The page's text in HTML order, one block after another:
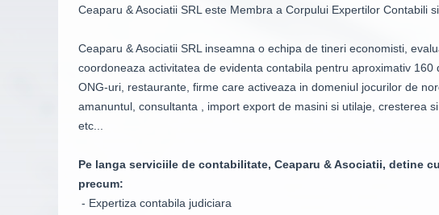
Ceaparu & Asociatii SRL este Membra a Corpului Expertilor Contabili
Ceaparu & Asociatii SRL inseamna o echipa de tineri economisti,
coordoneaza activitatea de evidenta contabila pentru aproximativ
ONG-uri, restaurante, firme care activeaza in domeniul jocurilor de
amanuntul, consultanta , import export de masini si utilaje, cresterea
etc...
Pe langa serviciile de contabilitate, Ceaparu & Asociatii, detine
precum:
- Expertiza contabila judiciara